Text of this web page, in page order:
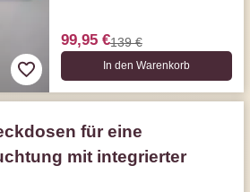
99,95 €139 €
In den Warenkorb
für eine
mit integrierter